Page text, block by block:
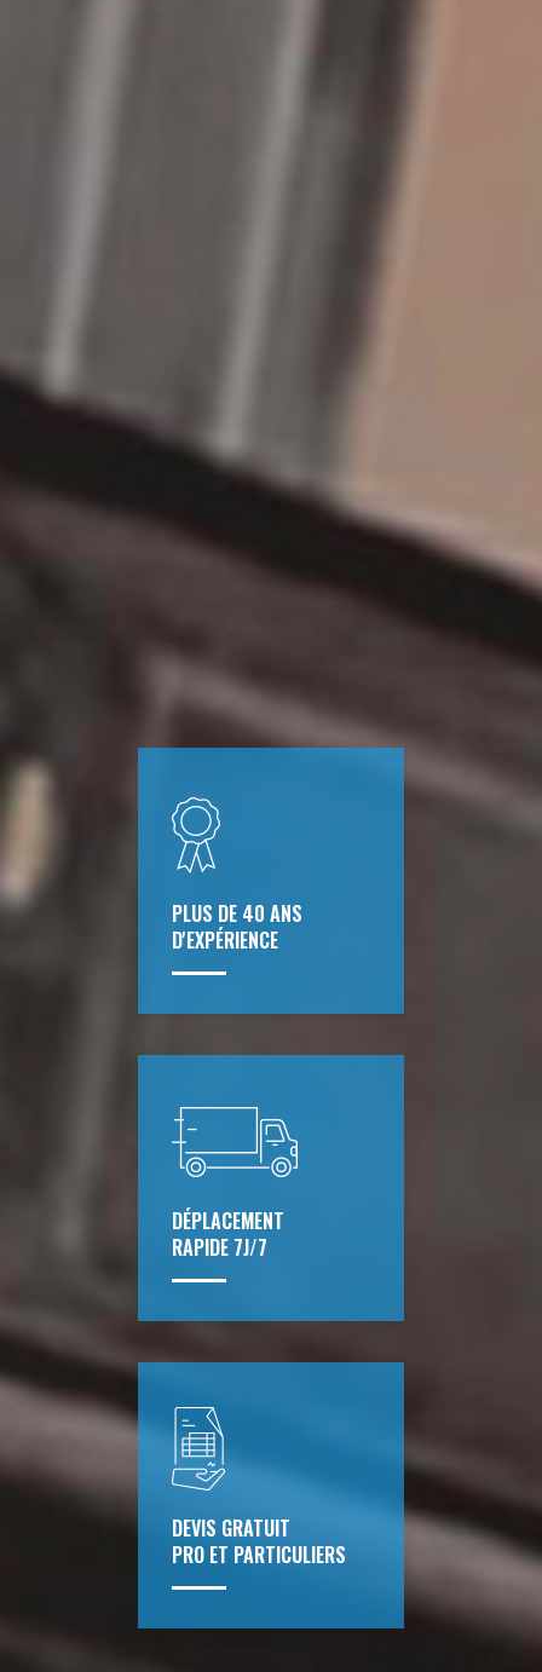
PLUS DE 40 ANS
D'EXPÉRIENCE
DÉPLACEMENT
RAPIDE 7J/7
DEVIS GRATUIT
PRO ET PARTICULIERS